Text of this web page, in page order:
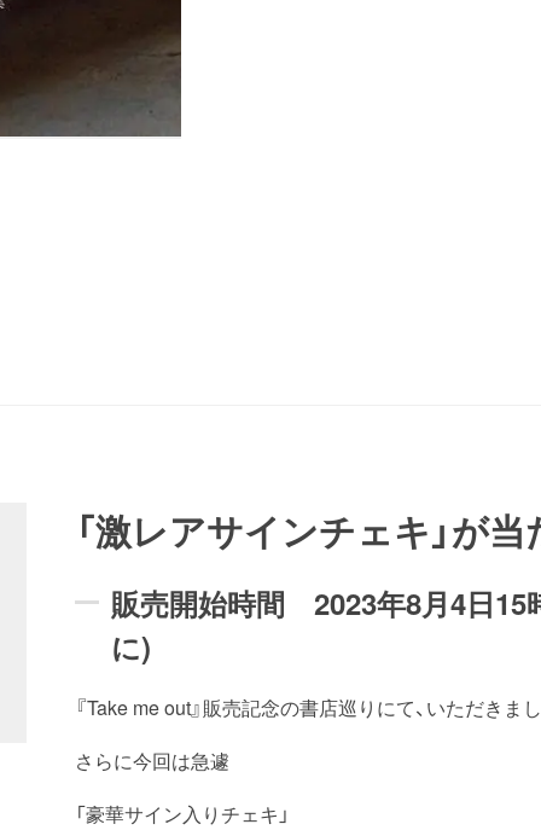
「激レアサインチェキ」が
販売開始時間 2023年8月4日15
に)
『Take me out』販売記念の書店巡りにて、いただきま
さらに今回は急遽
「豪華サイン入りチェキ」